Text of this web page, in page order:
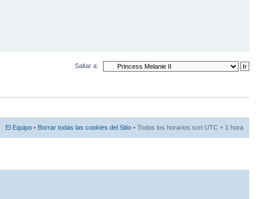
Saltar a:
El Equipo • Borrar todas las cookies del Sitio • Todos los horarios son UTC + 1 hora